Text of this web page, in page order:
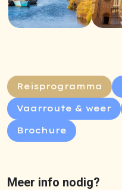
Reisprogramma
Vaarroute & weer
Brochure
Meer info nodig?